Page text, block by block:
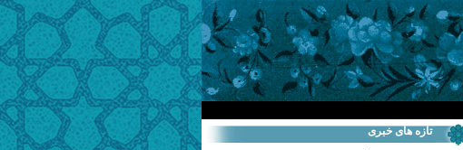
تازه های خبری